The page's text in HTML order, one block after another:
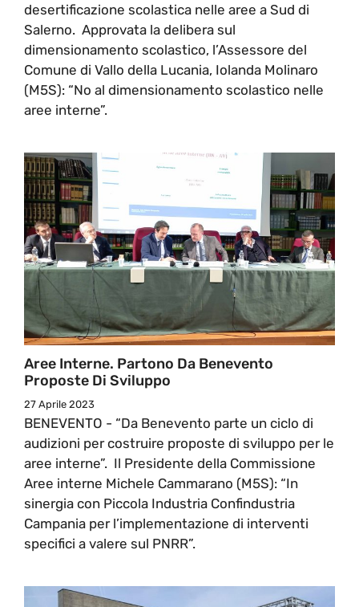
desertificazione scolastica nelle aree a Sud di
Salerno. Approvata la delibera sul
dimensionamento scolastico, l’Assessore del
Comune di Vallo della Lucania, Iolanda Molinaro
(M5S): “No al dimensionamento scolastico nelle
aree interne”.
Aree Interne. Partono Da Benevento
Proposte Di Sviluppo
27 Aprile 2023
BENEVENTO - “Da Benevento parte un ciclo di
audizioni per costruire proposte di sviluppo per le
aree interne”. Il Presidente della Commissione
Aree interne Michele Cammarano (M5S): “In
sinergia con Piccola Industria Confindustria
Campania per l’implementazione di interventi
specifici a valere sul PNRR”.